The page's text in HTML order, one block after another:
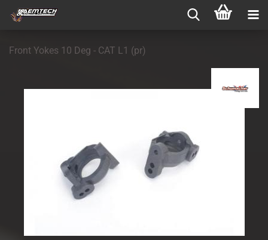
Front Yokes 10 Deg - CAT L1 (pr)